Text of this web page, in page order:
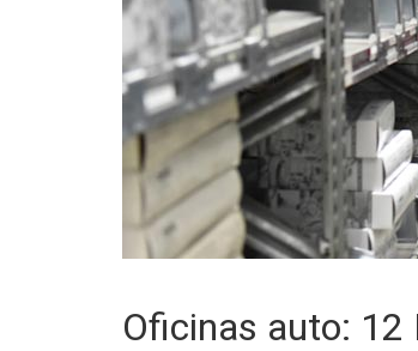
Oficinas auto: 12